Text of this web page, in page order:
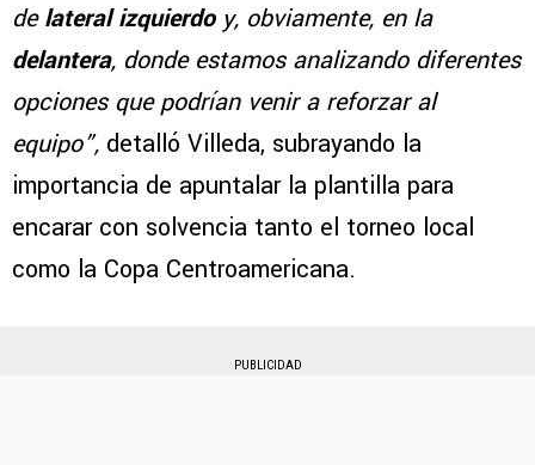
delateral izquierdoy, obviamente, en la
delantera, donde estamos analizando diferentes
opciones que podrían venir a reforzar al
equipo”, detalló Villeda, subrayando la
importancia de apuntalar la plantilla para
encarar con solvencia tanto el torneo local
como la Copa Centroamericana.
PUBLICIDAD